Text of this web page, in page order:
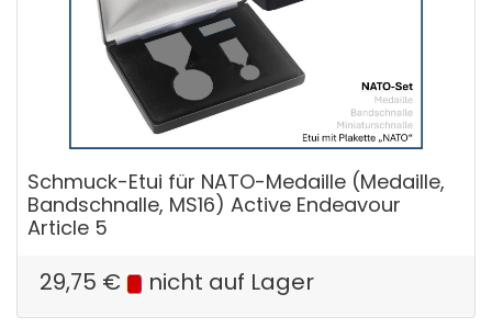
Schmuck-Etui für NATO-Medaille (Medaille,
Bandschnalle, MS16) Active Endeavour
Article 5
29,75 € nicht auf Lager